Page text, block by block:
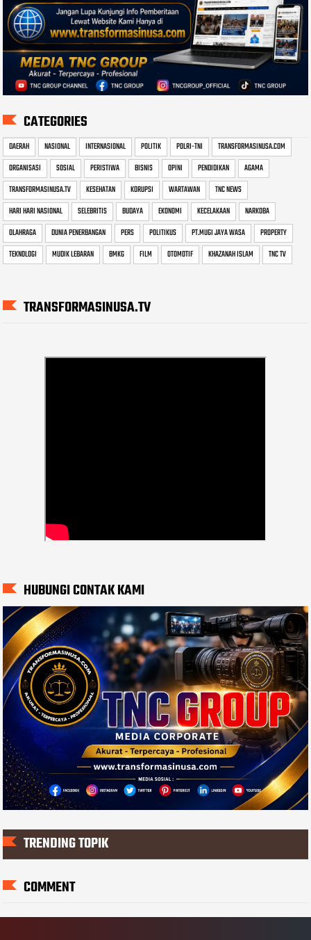
CATEGORIES
DAERAH NASIONAL INTERNASIONAL POLITIK POLRI-TNI
TRANSFORMASINUSA.COM
ORGANISASI
SOSIAL PERISTIWA BISNIS OPINI PENDIDIKAN
AGAMA
TRANSFORMASINUSA.TV
KESEHATAN KORUPSI WARTAWAN
TNC NEWS
HARI HARI NASIONAL
SELEBRITIS BUDAYA EKONOMI KECELAKAAN
NARKOBA
OLAHRAGA
DUNIA PENERBANGAN PERS POLITIKUS PT.MUGI JAYA WASA
PROPERTY
TEKNOLOGI
MUDIK LEBARAN BMKG FILM OTOMOTIF KHAZANAH ISLAM TNC TV
TRANSFORMASINUSA.TV
HUBUNGI CONTAK KAMI
TRENDING TOPIK
COMMENT